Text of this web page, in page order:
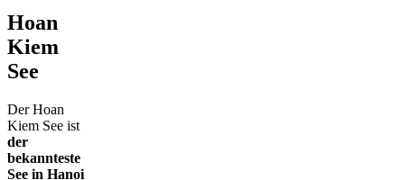
Hoan
Kiem
See
Der Hoan
Kiem See ist
der
bekannteste
See in Hanoi